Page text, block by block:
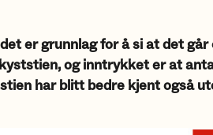
er grunnlag for å si at det går
og inntrykket er at
har blitt bedre kjent også